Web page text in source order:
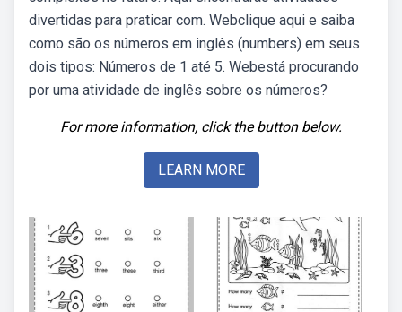
divertidas para praticar com. Webclique aqui e saiba
como são os números em inglês (numbers) em seus
dois tipos: Números de 1 até 5. Webestá procurando
por uma atividade de inglês sobre os números?
For more information, click the button below.
LEARN MORE